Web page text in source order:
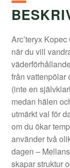
Arc’teryx
när du vill
från vattenpölar
(inte en
medan hälen
utmärkt val för
om du ökar
använder två
dagen –
skapar struktur